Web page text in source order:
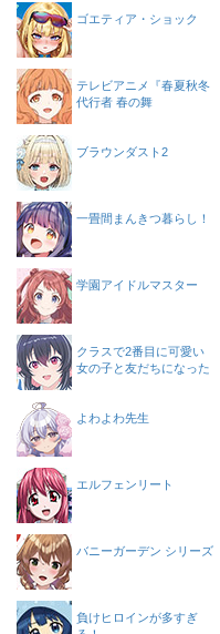
ゴエティア・ショック
テレビアニメ『春夏秋冬
代行者 春の舞
ブラウンダスト2
一畳間まんきつ暮らし！
学園アイドルマスター
クラスで2番目に可愛い
女の子と友だちになった
よわよわ先生
エルフェンリート
バニーガーデン シリーズ
負けヒロインが多すぎ